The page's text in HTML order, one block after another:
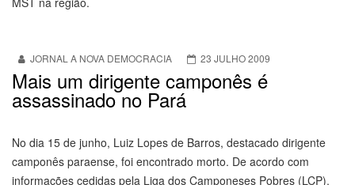
JORNAL A NOVA DEMOCRACIA 23 JULHO 2009
Mais um dirigente camponês é
assassinado no Pará
No dia 15 de junho, Luiz Lopes de Barros, destacado dirigente
camponês paraense, foi encontrado morto. De acordo com
informações cedidas pela Liga dos Camponeses Pobres (LCP),